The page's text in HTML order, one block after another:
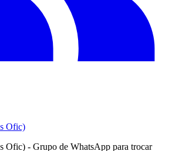
Ofic)
Ofic) - Grupo de WhatsApp para trocar